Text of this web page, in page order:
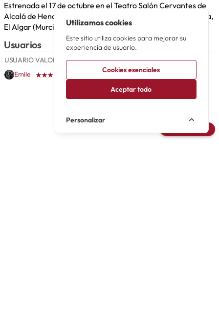
Estrenada el 17 de octubre en el Teatro Salón Cervantes de
Alcalá de Henares. Durante el año 2025 hizo gira por Sevilla,
El Algar (Murcia), Alzira (Valencia), o Sagunto (Valencia).
Usuarios
USUARIOVALORACIONACCIONES
Emile
Utilizamos cookies
Este sitio utiliza cookies para mejorar su
experiencia de usuario.
Cookies esenciales
Aceptar todo
Personalizar